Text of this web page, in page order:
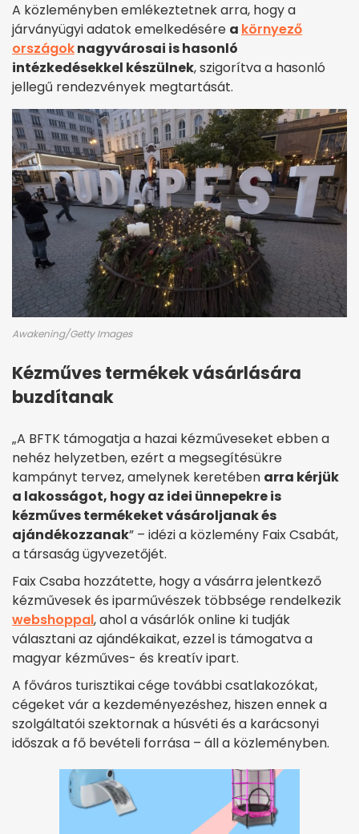
A közleményben emlékeztetnek arra, hogy a
járványügyi adatok emelkedésére a környező
országoknagyvárosai is hasonló
intézkedésekkel készülnek, szigorítva a hasonló
jellegű rendezvények megtartását.
Awakening/Getty Images
Kézműves termékek vásárlására
buzdítanak
„A BFTK támogatja a hazai kézműveseket ebben a
nehéz helyzetben, ezért a megsegítésükre
kampányt tervez, amelynek keretében arra kérjük
a lakosságot, hogy az idei ünnepekre is
kézműves termékeket vásároljanak és
ajándékozzanak” – idézi a közlemény Faix Csabát,
a társaság ügyvezetőjét.
Faix Csaba hozzátette, hogy a vásárra jelentkező
kézművesek és iparművészek többsége rendelkezik
webshoppal, ahol a vásárlók online ki tudják
választani az ajándékaikat, ezzel is támogatva a
magyar kézműves- és kreatív ipart.
A főváros turisztikai cége további csatlakozókat,
cégeket vár a kezdeményezéshez, hiszen ennek a
szolgáltatói szektornak a húsvéti és a karácsonyi
időszak a fő bevételi forrása – áll a közleményben.